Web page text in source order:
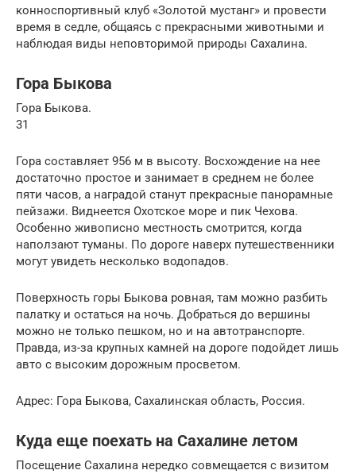
конноспортивный клуб «Золотой мустанг» и провести
время в седле, общаясь с прекрасными животными и
наблюдая виды неповторимой природы Сахалина.
Гора Быкова
Гора Быкова.
31
Гора составляет 956 м в высоту. Восхождение на нее
достаточно простое и занимает в среднем не более
пяти часов, а наградой станут прекрасные панорамные
пейзажи. Виднеется Охотское море и пик Чехова.
Особенно живописно местность смотрится, когда
наползают туманы. По дороге наверх путешественники
могут увидеть несколько водопадов.
Поверхность горы Быкова ровная, там можно разбить
палатку и остаться на ночь. Добраться до вершины
можно не только пешком, но и на автотранспорте.
Правда, из-за крупных камней на дороге подойдет лишь
авто с высоким дорожным просветом.
Адрес: Гора Быкова, Сахалинская область, Россия.
Куда еще поехать на Сахалине летом
Посещение Сахалина нередко совмещается с визитом